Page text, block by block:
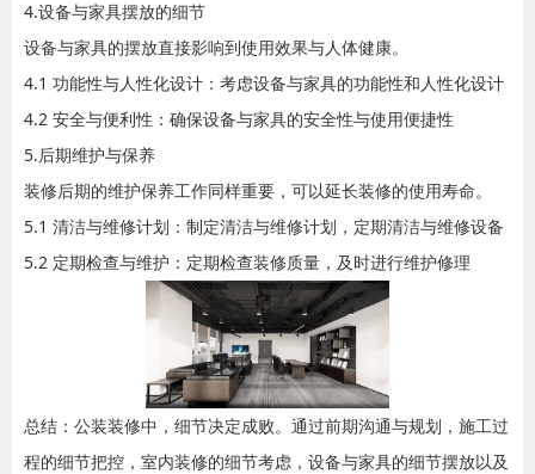
4.设备与家具摆放的细节
设备与家具的摆放直接影响到使用效果与人体健康。
4.1 功能性与人性化设计：考虑设备与家具的功能性和人性化设计
4.2 安全与便利性：确保设备与家具的安全性与使用便捷性
5.后期维护与保养
装修后期的维护保养工作同样重要，可以延长装修的使用寿命。
5.1 清洁与维修计划：制定清洁与维修计划，定期清洁与维修设备
5.2 定期检查与维护：定期检查装修质量，及时进行维护修理
总结：公装装修中，细节决定成败。通过前期沟通与规划，施工过
程的细节把控，室内装修的细节考虑，设备与家具的细节摆放以及